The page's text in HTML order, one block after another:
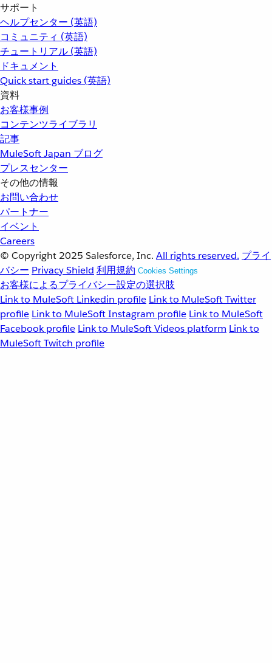
サポート
ヘルプセンター (英語)
コミュニティ (英語)
チュートリアル (英語)
ドキュメント
Quick start guides (英語)
資料
お客様事例
コンテンツライブラリ
記事
MuleSoft Japan ブログ
プレスセンター
その他の情報
お問い合わせ
パートナー
イベント
Careers
© Copyright 2025 Salesforce, Inc. All rights reserved. プライ
バシー Privacy Shield 利用規約 Cookies Settings
お客様によるプライバシー設定の選択肢
Link to MuleSoft Linkedin profile Link to MuleSoft Twitter
profile Link to MuleSoft Instagram profile Link to MuleSoft
Facebook profile Link to MuleSoft Videos platform Link to
MuleSoft Twitch profile